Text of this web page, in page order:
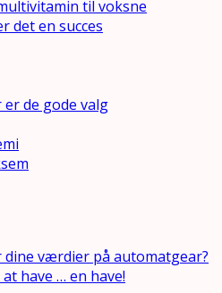
til voksne
det en succes
de gode valg
dine værdier på automatgear?
have … en have!